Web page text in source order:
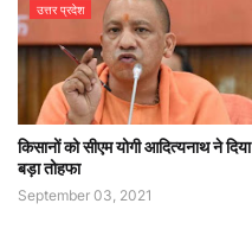
उत्तर प्रदेश
किसानों को सीएम योगी आदित्यनाथ ने दिया
बड़ा तोहफा
September 03, 2021